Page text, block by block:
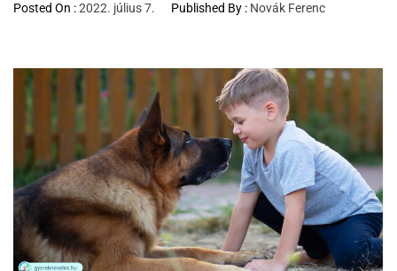
Posted On :2022. július 7. Published By : Novák Ferenc